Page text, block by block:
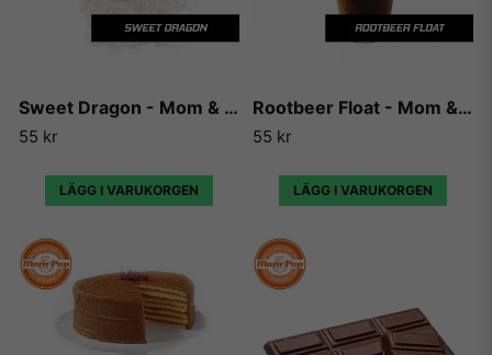
Sweet Dragon - Mom & Pop
55 kr
LÄGG I VARUKORGEN
Rootbeer Float - Mom & Pop
55 kr
LÄGG I VARUKORGEN